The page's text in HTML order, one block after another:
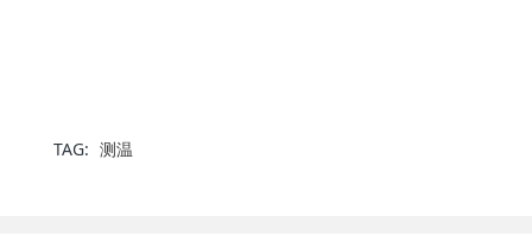
TAG: 测温